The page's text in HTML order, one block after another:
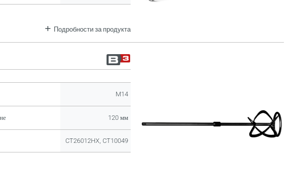
Подробности за продукта
M14
120 мм
CT26012HX, CT10049